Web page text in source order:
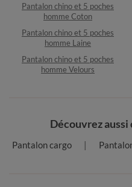
Pantalon chino et 5 poches
homme Coton
Pantalon chino et 5 poches
homme Laine
Pantalon chino et 5 poches
homme Velours
Découvrez
Pantalon cargo